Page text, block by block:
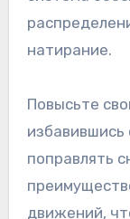
натирание.
Повысьте
избавившись
поправлять
движений,